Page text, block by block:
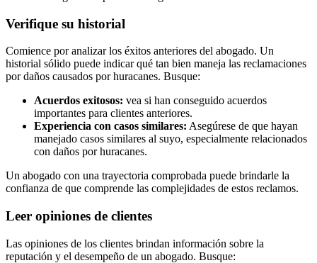
Verifique su historial
Comience por analizar los éxitos anteriores del abogado. Un
historial sólido puede indicar qué tan bien maneja las reclamaciones
por daños causados ​​por huracanes. Busque:
Acuerdos exitosos: vea si han conseguido acuerdos
importantes para clientes anteriores.
Experiencia con casos similares: Asegúrese de que hayan
manejado casos similares al suyo, especialmente relacionados
con daños por huracanes.
Un abogado con una trayectoria comprobada puede brindarle la
confianza de que comprende las complejidades de estos reclamos.
Leer opiniones de clientes
Las opiniones de los clientes brindan información sobre la
reputación y el desempeño de un abogado. Busque: